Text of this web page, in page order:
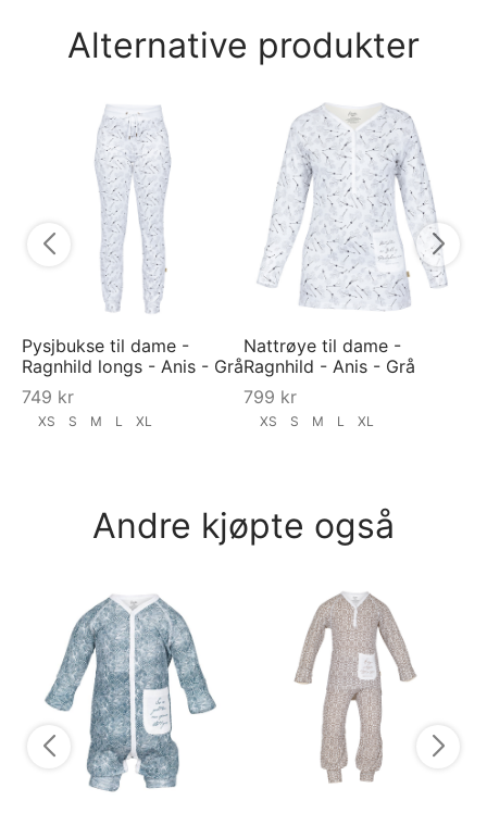
Alternative produkter
Pysjbukse til dame -
Ragnhild longs - Anis - Grå
749 kr
XS S M L XL
Nattrøye til dame -
Ragnhild - Anis - Grå
799 kr
XS S M L XL
Andre kjøpte også